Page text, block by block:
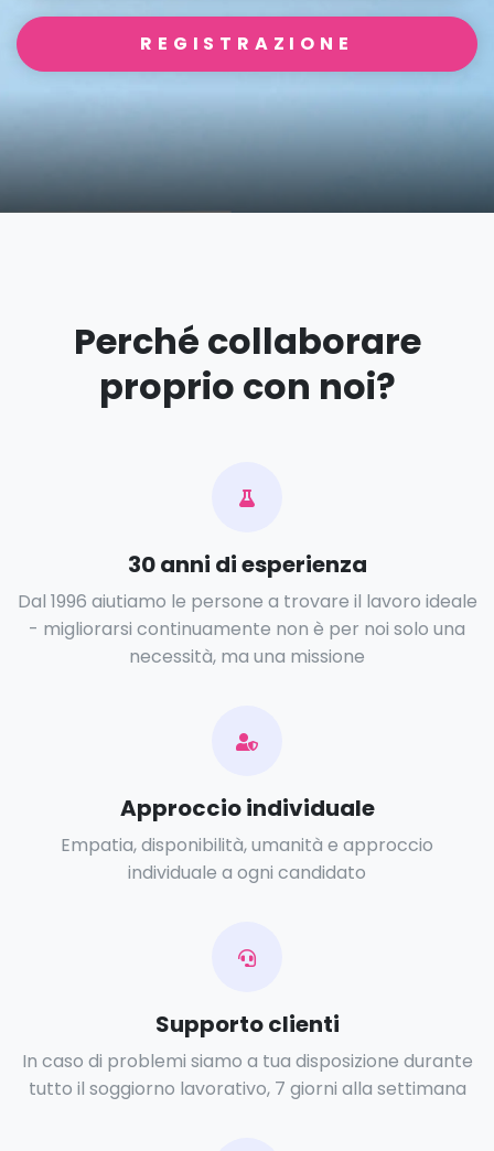
REGISTRAZIONE
Perché collaborare
proprio con noi?
30 anni di esperienza
Dal 1996 aiutiamo le persone a trovare il lavoro ideale
- migliorarsi continuamente non è per noi solo una
necessità, ma una missione
Approccio individuale
Empatia, disponibilità, umanità e approccio
individuale a ogni candidato
Supporto clienti
In caso di problemi siamo a tua disposizione durante
tutto il soggiorno lavorativo, 7 giorni alla settimana